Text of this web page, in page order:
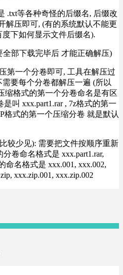
.txt等各种奇怪的后缀名, 后缀改
解压即可, (有的系统默认不能更
下如何显示文件后缀名).
全部下载完毕后 才能正确解压)
第一个分卷即可, 工具在解压过
要每个分卷都解压一遍 (所以
缩格式的第一个分卷命名是有区
叫 xxx.part1.rar , 7z格式的第一
格式的第一个压缩分卷 就是默认
较少见): 需要把文件按顺序重新
卷命名格式是 xxx.part1.rar,
命名格式是 xxx.001, xxx.002,
xxx.zip.001, xxx.zip.002